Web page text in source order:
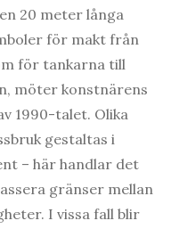
20 meter långa
för makt från
för tankarna till
möter konstnärens
1990-talet. Olika
gestaltas i
– här handlar det
gränser mellan
I vissa fall blir